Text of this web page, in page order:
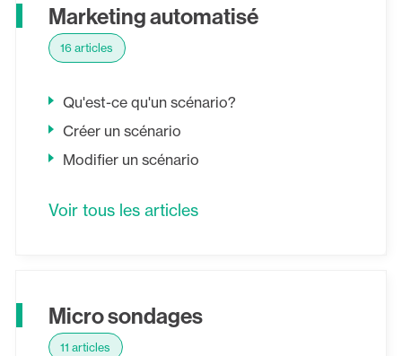
Marketing automatisé
16 articles
Qu'est-ce qu'un scénario?
Créer un scénario
Modifier un scénario
Voir tous les articles
Micro sondages
11 articles